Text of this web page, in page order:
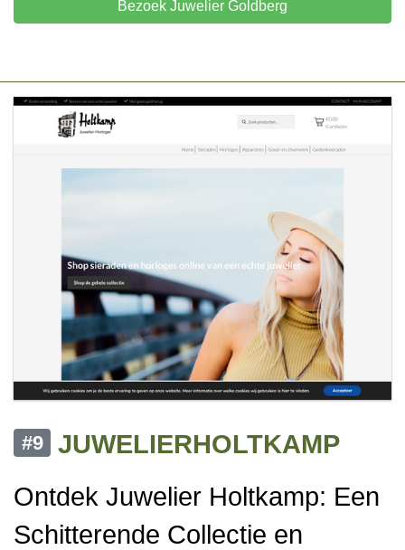
Bezoek Juwelier Goldberg
#9
JUWELIERHOLTKAMP
Ontdek Juwelier Holtkamp: Een
Schitterende Collectie en